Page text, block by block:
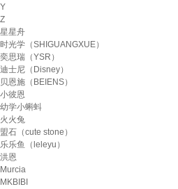
Y
Z
星星舟
时光学（SHIGUANGXUE）
奕思瑞（YSR）
迪士尼（Disney）
贝恩施（BEIENS）
小彼恩
幼学小蝌蚪
火火兔
盟石（cute stone）
乐乐鱼（leleyu）
洪恩
Murcia
MKBIBI